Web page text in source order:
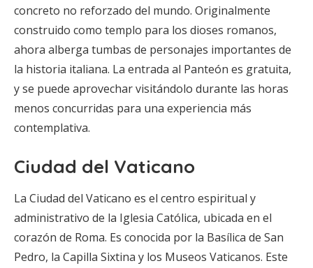
concreto no reforzado del mundo. Originalmente
construido como templo para los dioses romanos,
ahora alberga tumbas de personajes importantes de
la historia italiana. La entrada al Panteón es gratuita,
y se puede aprovechar visitándolo durante las horas
menos concurridas para una experiencia más
contemplativa.
Ciudad del Vaticano
La Ciudad del Vaticano es el centro espiritual y
administrativo de la Iglesia Católica, ubicada en el
corazón de Roma. Es conocida por la Basílica de San
Pedro, la Capilla Sixtina y los Museos Vaticanos. Este